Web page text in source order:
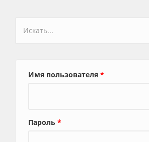
Форма поиска
Имя пользователя *
Пароль *